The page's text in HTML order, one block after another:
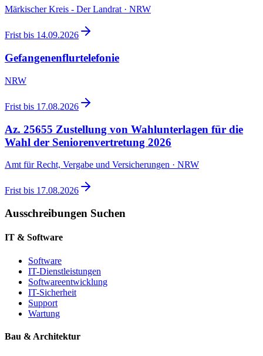
Märkischer Kreis - Der Landrat · NRW
Frist bis 14.09.2026
Gefangenenflurtelefonie
NRW
Frist bis 17.08.2026
Az. 25655 Zustellung von Wahlunterlagen für die
Wahl der Seniorenvertretung 2026
Amt für Recht, Vergabe und Versicherungen · NRW
Frist bis 17.08.2026
Ausschreibungen Suchen
IT & Software
Software
IT-Dienstleistungen
Softwareentwicklung
IT-Sicherheit
Support
Wartung
Bau & Architektur